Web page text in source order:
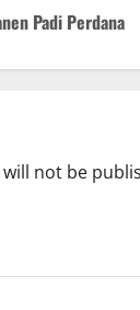
Padi Perdana
not be